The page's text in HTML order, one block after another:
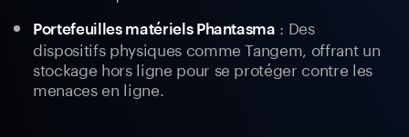
Portefeuilles matériels Phantasma : Des
dispositifs physiques comme Tangem, offrant un
stockage hors ligne pour se protéger contre les
menaces en ligne.